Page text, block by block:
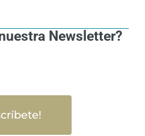
Newsletter?